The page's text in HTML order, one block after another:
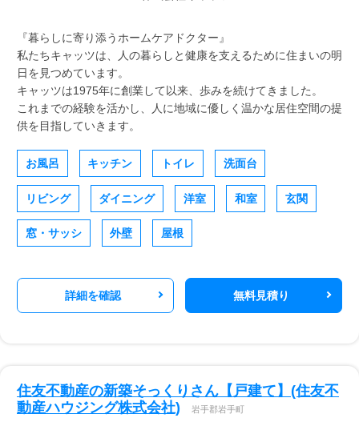
『暮らしに寄り添うホームケアドクター』
私たちキャッツは、人の暮らしと健康を支えるために住まいの明
日を見つめています。
キャッツは1975年に創業して以来、歩みを続けてきました。
これまでの経験を活かし、人に地域に優しく温かな居住空間の提
供を目指していきます。
お風呂 キッチン トイレ 洗面台
リビング ダイニング 洋室 和室 玄関
窓・サッシ 外壁 屋根
詳細を確認 無料見積り
住友不動産の新築そっくりさん【戸建て】(住友不
動産ハウジング株式会社)
岩手郡岩手町